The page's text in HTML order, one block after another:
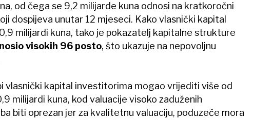
od čega se 9,2 milijarde kuna odnosi na kratkoročni
dospijeva unutar 12 mjeseci. Kako vlasnički kapital
milijardi kuna, tako je pokazatelj kapitalne strukture
visokih 96 posto, što ukazuje na nepovoljnu
vlasnički kapital investitorima mogao vrijediti više od
milijardi kuna, kod valuacije visoko zaduženih
biti oprezan jer za kvalitetnu valuaciju, poduzeće mora